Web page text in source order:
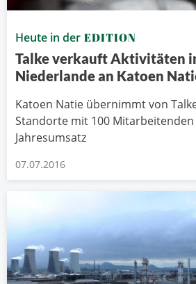
Heute in der EDITION
Talke verkauft Aktivitäten
Niederlande an Katoen
Katoen Natie übernimmt von
Standorte mit 100 Mitarbeitenden
Jahresumsatz
07.07.2016